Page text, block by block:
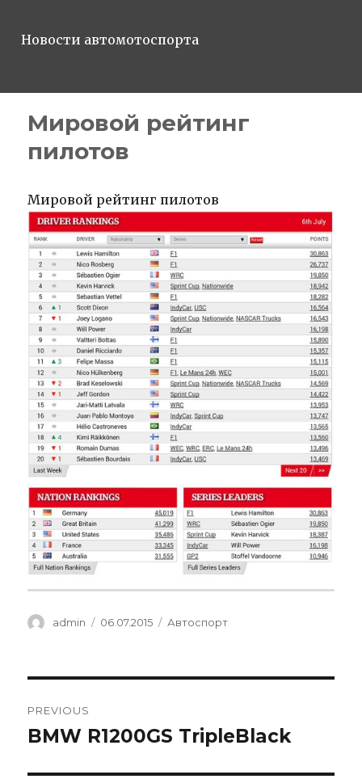
Новости автомотоспорта
Мировой рейтинг
пилотов
Мировой рейтинг пилотов
Author
admin
Posted
06.07.2015 Categories
Автоспорт
по
PREVIOUS
Previous
BMW R1200GS TripleBlack